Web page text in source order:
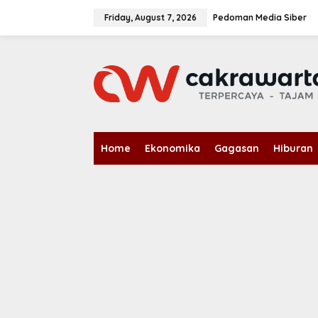
Friday, August 7, 2026 Pedoman Media Siber
Home Ekonomika Gagasan Hiburan